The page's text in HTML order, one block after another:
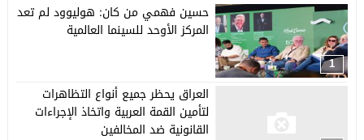
1
حسين فهمي من كان: هوليوود لم تعد
المركز الأوحد للسينما العالمية
العراق يحظر جميع أنواع التظاهرات
لتأمين القمة العربية واتخاذ الإجراءات
القانونية ضد المخالفين